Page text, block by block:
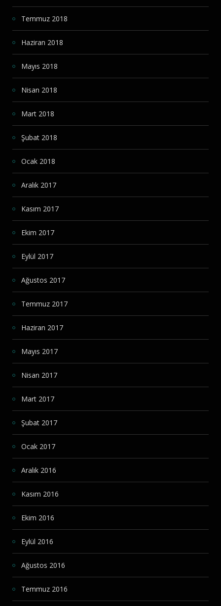
Temmuz 2018
Haziran 2018
Mayıs 2018
Nisan 2018
Mart 2018
Şubat 2018
Ocak 2018
Aralık 2017
Kasım 2017
Ekim 2017
Eylül 2017
Ağustos 2017
Temmuz 2017
Haziran 2017
Mayıs 2017
Nisan 2017
Mart 2017
Şubat 2017
Ocak 2017
Aralık 2016
Kasım 2016
Ekim 2016
Eylül 2016
Ağustos 2016
Temmuz 2016